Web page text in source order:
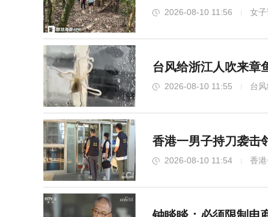
2026-08-10 11:56 女
台风给浙江人吹来章
2026-08-10 11:55 台
香港一男子持刀袭击
2026-08-10 11:54 香